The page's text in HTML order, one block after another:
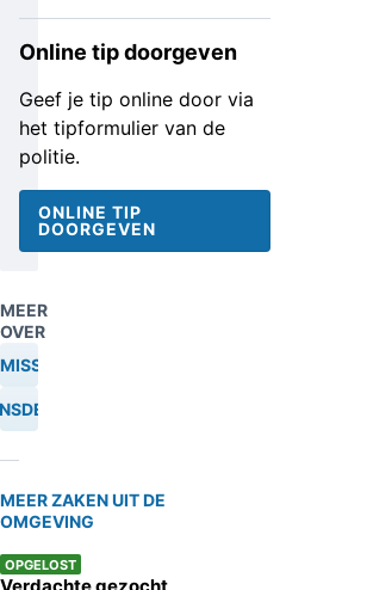
Online tip doorgeven
Geef je tip online door via
het tipformulier van de
politie.
ONLINE TIP
DOORGEVEN
MEER
OVER
MEER ZAKEN UIT DE
OMGEVING
OPGELOST